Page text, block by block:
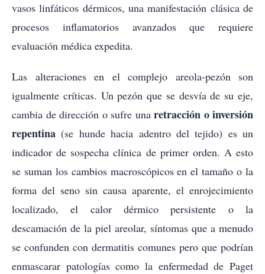
vasos linfáticos dérmicos, una manifestación clásica de
procesos inflamatorios avanzados que requiere
evaluación médica expedita.
Las alteraciones en el complejo areola-pezón son
igualmente críticas. Un pezón que se desvía de su eje,
cambia de dirección o sufre una retracción o inversión
repentina (se hunde hacia adentro del tejido) es un
indicador de sospecha clínica de primer orden. A esto
se suman los cambios macroscópicos en el tamaño o la
forma del seno sin causa aparente, el enrojecimiento
localizado, el calor dérmico persistente o la
descamación de la piel areolar, síntomas que a menudo
se confunden con dermatitis comunes pero que podrían
enmascarar patologías como la enfermedad de Paget